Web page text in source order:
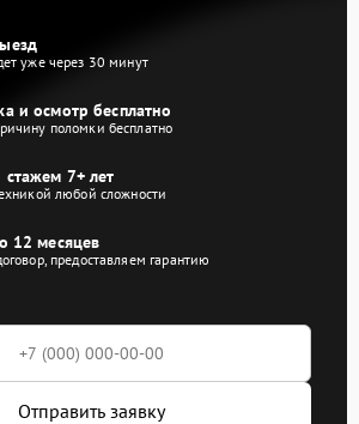
уже через 30 минут
и осмотр бесплатно
поломки бесплатно
стажем 7+ лет
любой сложности
12 месяцев
предоставляем гарантию
Отправить заявку